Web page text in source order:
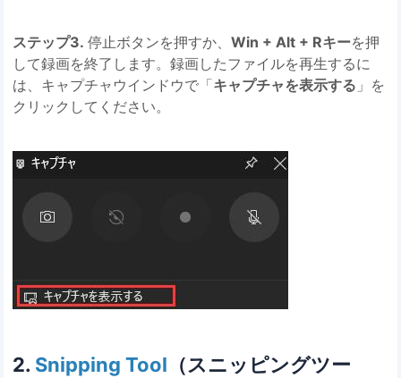
ステップ3.停止ボタンを押すか、Win + Alt + Rキーを押
して録画を終了します。録画したファイルを再生するに
は、キャプチャウインドウで「キャプチャを表示する 」を
クリックしてください。
2. Snipping Tool （スニッピングツー